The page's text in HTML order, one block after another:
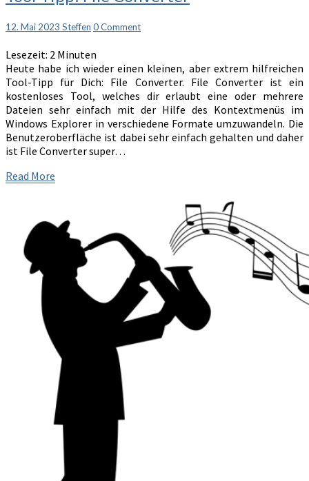
Tipp:
Converter
12. Mai 2023 Steffen Comments
0 Comment
Lesezeit: 2 Minuten
Heute habe ich wieder einen kleinen, aber extrem hilfreichen
Tool-Tipp für Dich: File Converter. File Converter ist ein
kostenloses Tool, welches dir erlaubt eine oder mehrere
Dateien sehr einfach mit der Hilfe des Kontextmenüs im
Windows Explorer in verschiedene Formate umzuwandeln. Die
Benutzeroberfläche ist dabei sehr einfach gehalten und daher
ist File Converter super…
Read More